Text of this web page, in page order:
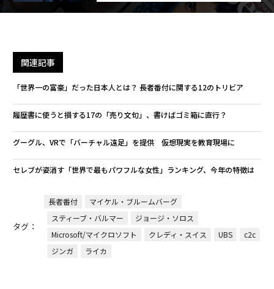
関連記事
「世界一の富豪」だった日本人とは？ 長者番付に関する12のトリビア
履歴書に使うと損する17の「売り文句」、書けばゴミ箱に直行？
グーグル、VRで「バーチャル遠足」を提供 仮想現実を教育現場に
セレブが姿消す「世界で最もパワフルな女性」ランキング、今年の特徴は
タグ：
長者番付
マイケル・ブルームバーグ
スティーブ・バルマー
ジョージ・ソロス
Microsoft/マイクロソフト
クレディ・スイス UBS
c2c
ジンガ
ライカ